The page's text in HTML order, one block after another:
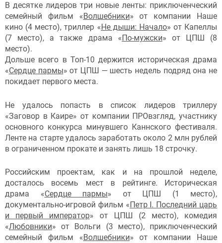
В десятке лидеров три новые ленты: приключенческий
семейный фильм «Волшебники» от компании Наше
кино (4 место), триллер «Не дыши: Начало» от Капеллы
(7 место), а также драма « По-мужски» от ЦПШ (8
место).
Дольше всего в Топ-10 держится историческая драма
«Сердце пармы» от ЦПШ — шесть недель подряд она не
покидает первого места.
Не удалось попасть в список лидеров триллеру
«Заговор в Каире» от компании ПРОвзгляд, участнику
основного конкурса минувшего Каннского фестиваля.
Ленте на старте удалось заработать около 2 млн рублей
в ограниченном прокате и занять лишь 18 строчку.
Российским проектам, как и на прошлой неделе,
досталось восемь мест в рейтинге. Историческая
драма «Сердце пармы» от ЦПШ (1 место),
документально-игровой фильм « Петр I. Последний царь
и первый император» от ЦПШ (2 место), комедия
«Любовники» от Вольги (3 место), приключенческий
семейный фильм «Волшебники» от компании Наше